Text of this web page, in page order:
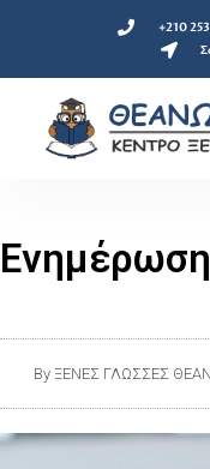
+210
ByΞΕΝΕΣ ΓΛΩΣΣΕΣ